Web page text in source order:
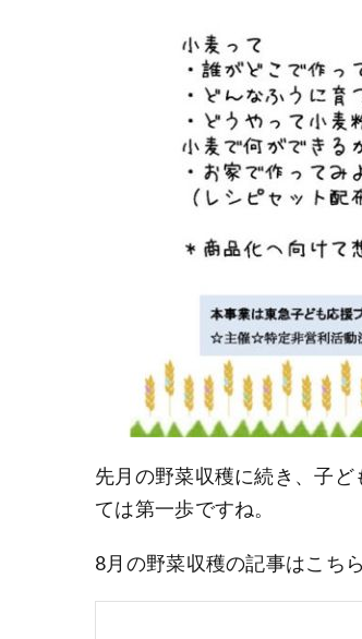
先月の野菜収穫に続き、子
ては第一歩ですね。
8月の野菜収穫の記事はこちら